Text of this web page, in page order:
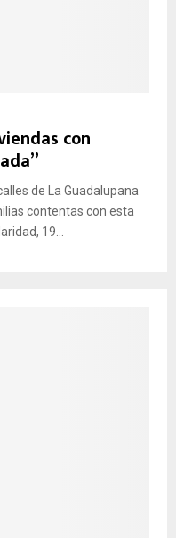
con
de La Guadalupana
contentas con esta
19...